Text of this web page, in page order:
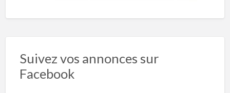
Suivez vos annonces sur
Facebook